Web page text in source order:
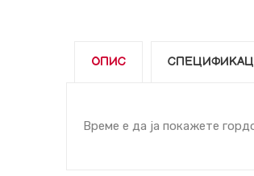
ОПИС
Време е да ја покажете